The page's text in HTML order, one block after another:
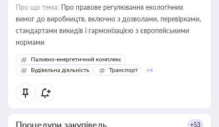
Про що тема: Про правове регулювання екологічних
вимог до виробництв, включно з дозволами, перевірками,
стандартами викидів і гармонізацією з європейськими
нормами
Паливно-енергетичний комплекс
Будівельна діяльність
Транспорт +4
Процедури закупівель +53